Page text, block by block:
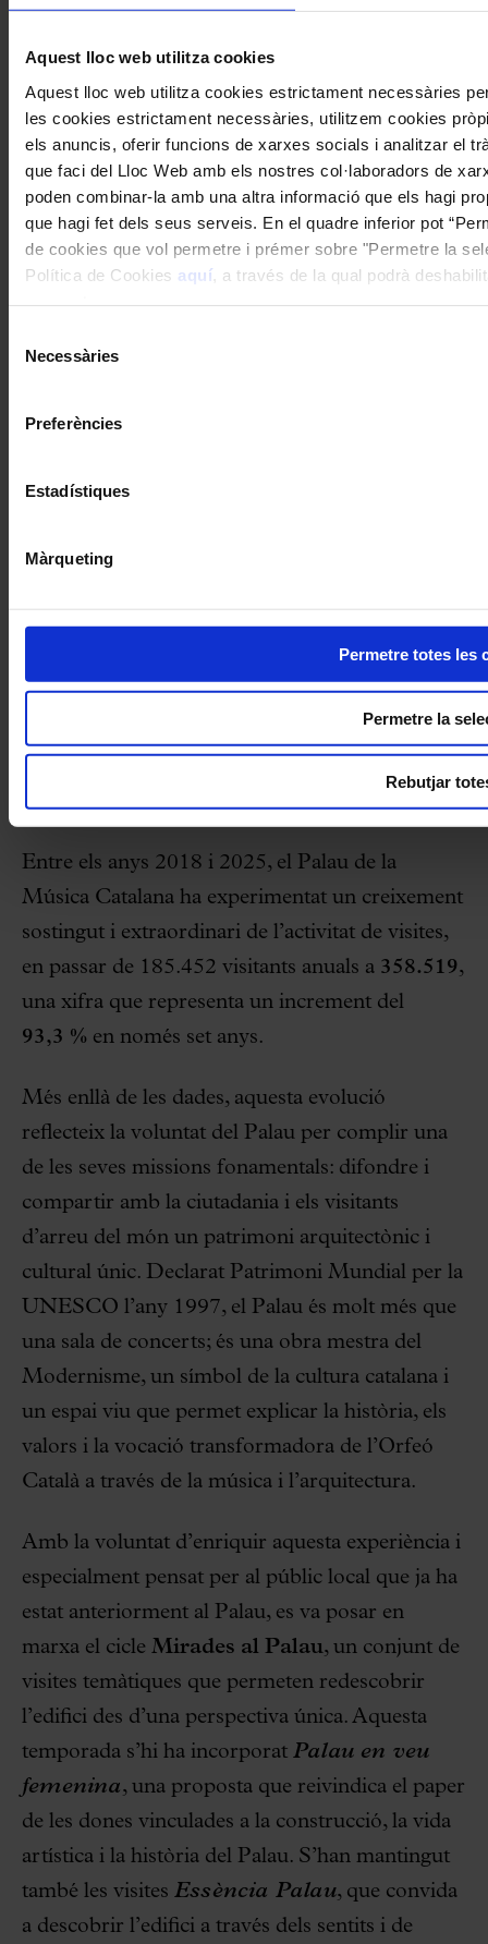
Aquest lloc web utilitza cookies
Aquest lloc web utilitza cookies estrictament necessàries
les cookies estrictament necessàries, utilitzem cookies
els anuncis, oferir funcions de xarxes socials i analitzar el
que faci del Lloc Web amb els nostres col·laboradors de
poden combinar-la amb una altra informació que els hagi
que hagi fet dels seus serveis. En el quadre inferior pot
de cookies que vol permetre i prémer sobre "Permetre la
Política de Cookies aquí , a través de la qual podrà
Necessàries
Preferències
Estadístiques
Màrqueting
Permetre totes les
Permetre la
Rebutjar
Vincles, celebrada el 26 de març, en què es va
estrenarDestins, del compositor Marc Timón.
RÈCORD DE VISITANTS L'ANY 2025
Entre els anys 2018 i 2025, el Palau de la
Música Catalana ha experimentat un creixement
sostingut i extraordinari de l’activitat de visites,
en passar de 185.452 visitants anuals a 358.519,
una xifra que representa un increment del
93,3 % en només set anys.
Més enllà de les dades, aquesta evolució
reflecteix la voluntat del Palau per complir una
de les seves missions fonamentals: difondre i
compartir amb la ciutadania i els visitants
d’arreu del món un patrimoni arquitectònic i
cultural únic. Declarat Patrimoni Mundial per la
UNESCO l’any 1997, el Palau és molt més que
una sala de concerts; és una obra mestra del
Modernisme, un símbol de la cultura catalana i
un espai viu que permet explicar la història, els
valors i la vocació transformadora de l’Orfeó
Català a través de la música i l’arquitectura.
Amb la voluntat d’enriquir aquesta experiència i
especialment pensat per al públic local que ja ha
estat anteriorment al Palau, es va posar en
marxa el cicle Mirades al Palau, un conjunt de
visites temàtiques que permeten redescobrir
l’edifici des d’una perspectiva única. Aquesta
temporada s’hi ha incorporat Palau en veu
femenina, una proposta que reivindica el paper
de les dones vinculades a la construcció, la vida
artística i la història del Palau. S’han mantingut
també les visites Essència Palau, que convida
a descobrir l’edifici a través dels sentits i de